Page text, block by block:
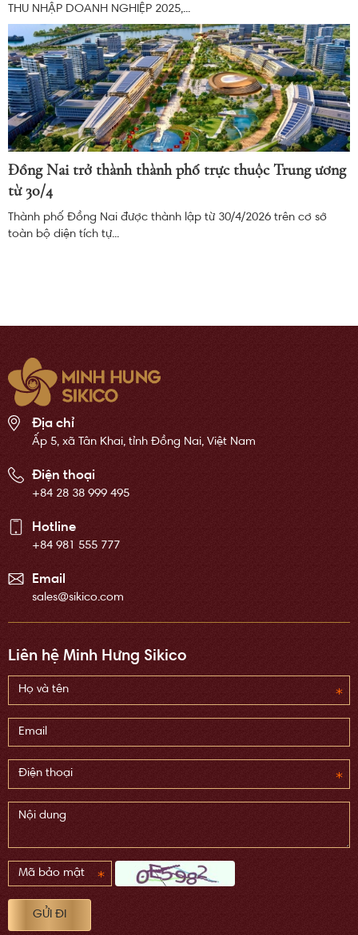
THU NHẬP DOANH NGHIỆP 2025,...
Đồng Nai trở thành thành phố trực thuộc Trung ương
từ 30/4
Thành phố Đồng Nai được thành lập từ 30/4/2026 trên cơ sở
toàn bộ diện tích tự...
Địa chỉ
Ấp 5, xã Tân Khai, tỉnh Đồng Nai, Việt Nam
Điện thoại
+84 28 38 999 495
Hotline
+84 981 555 777
Email
sales@sikico.com
Liên hệ Minh Hưng Sikico